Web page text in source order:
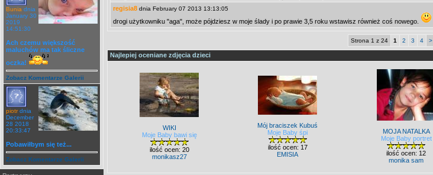
Bunia dnia
January 30
2019
14:51:30
Ach czemu większość
maluchów ma tak śliczne
oczka!
Zobacz Komentarze Galerii
piotr dnia
December
28 2018
20:33:47
Pobawiłbym się też...
Zobacz Komentarze Galerii
regisia8 dnia February 07 2013 13:13:05
drogi użytkowniku "aga", może pójdziesz w moje ślady i po prawie 3,5 roku wstawisz również coś nowego.
Strona 1 z 24 1 2 3 4 >
Najlepiej oceniane zdjęcia dzieci
WIKI
Moje Baby bawi się
ilość ocen: 20
monikasz27
Mój braciszek Kubuś
Moje Baby śpi
ilość ocen: 17
EMISIA
MOJA NATALKA
Moje Baby portret
ilość ocen: 12
monika sam